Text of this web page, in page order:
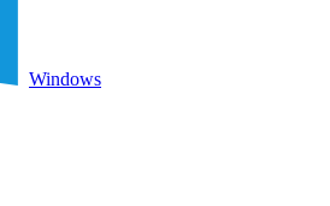
Windows